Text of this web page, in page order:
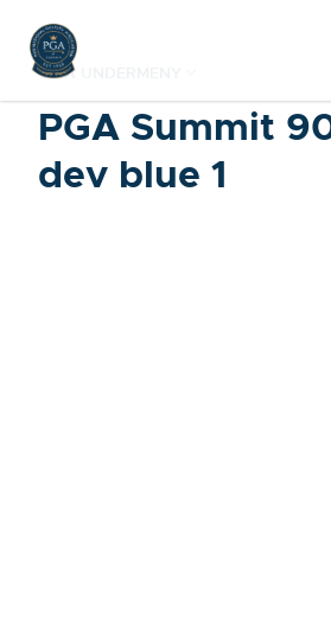
VISA UNDERMENY
PGA Summit
dev blue 1